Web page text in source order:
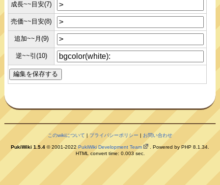
成長~~目安(7)
売価~~目安(8)
追加~~月(9)
逆~~引(10)
このwikiについて |プライバシーポリシー | お問い合わせ
PukiWiki 1.5.4 © 2001-2022PukiWiki Development Team
. Powered by PHP 8.1.34.
HTML convert time: 0.003 sec.